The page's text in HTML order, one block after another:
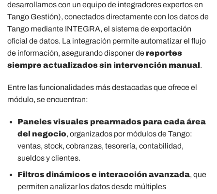
desarrollamos con un equipo de integradores expertos en
Tango Gestión), conectados directamente con los datos de
Tango mediante INTEGRA, el sistema de exportación
oficial de datos. La integración permite automatizar el flujo
de información, asegurando disponer de reportes
siempre actualizados sin intervención manual.
Entre las funcionalidades más destacadas que ofrece el
módulo, se encuentran:
Paneles visuales prearmados para cada área
del negocio, organizados por módulos de Tango:
ventas, stock, cobranzas, tesorería, contabilidad,
sueldos y clientes.
Filtros dinámicos e interacción avanzada, que
permiten analizar los datos desde múltiples